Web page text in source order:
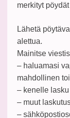
merkityt
Lähetä
alettua.
Mainitse
– haluamasi
mahdollinen
– kenelle
– muut
–